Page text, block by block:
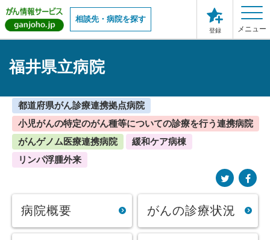
相談先・病院を探す
登録 メニュー
福井県立病院
都道府県がん診療連携拠点病院
小児がんの特定のがん種等についての診療を行う連携病院
がんゲノム医療連携病院
緩和ケア病棟
リンパ浮腫外来
病院概要 がんの診療状況